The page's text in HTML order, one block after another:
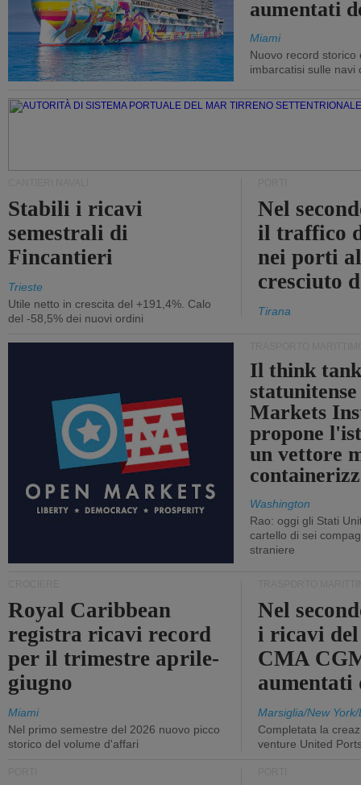
aumentati
Miami
Nuovo record storico
imbarcatisi sulle navi
Stabili i ricavi
semestrali di
Fincantieri
Trieste
Utile netto in crescita del +191,4%. Calo
del -58,5% dei nuovi ordini
Nel
il traffico
nei porti
cresciuto
Tirana
Il think
Markets
propone
un vettore
Washington
Rao: oggi gli Stati
cartello di sei
straniere
Royal Caribbean
registra ricavi record
per il trimestre aprile-
giugno
Miami
Nel primo semestre del 2026 nuovo picco
storico del volume d'affari
Nel
i ricavi
CMA
aumentati
Marsiglia/New
Completata la
venture United